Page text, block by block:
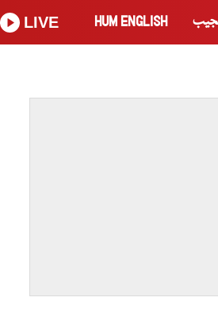
HUM ENGLISH
LIVE